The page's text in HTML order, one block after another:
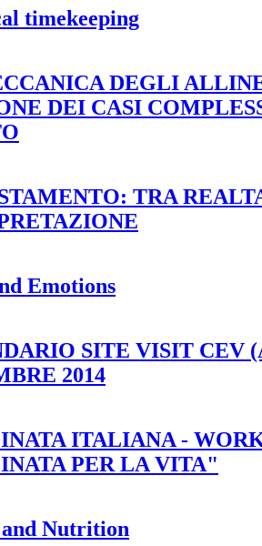
timekeeping
DEGLI
DEI CASI
TRA
Emotions
SITE VISIT CEV
2014
ITALIANA -
PER LA VITA"
Nutrition